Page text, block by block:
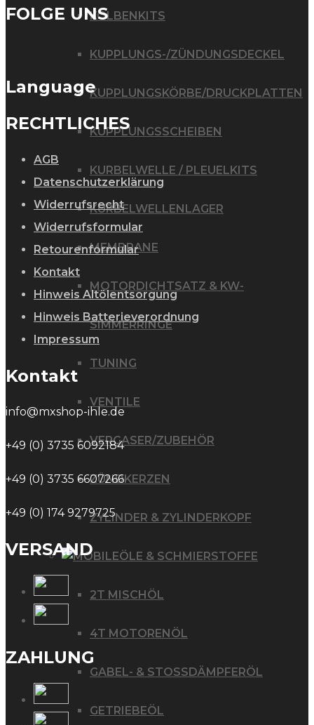
KOLBENKITS
KUPPLUNGS-/ZÜNDUNGSDECKEL
KUPPLUNGSKÖRBE/DRUCKPLATTEN
KUPPLUNGSSCHEIBEN
KURBELWELLE / PLEUELKITS
KURBELWELLENLAGER
MEMBRANE
MOTORDICHTSATZ & KW-
SIMMERRINGE
TUNING
VENTILE
VERGASER/ZUBEHÖR
ZÜNDKERZEN
ZYLINDER & ZYLINDERKOPF
ÖLE & SCHMIERSTOFFE
2T MISCHÖL
4T MOTORENÖL
GABEL- & STOSSDÄMPFERÖL
GETRIEBEÖL
FOLGE UNS
Language
RECHTLICHES
AGB
Datenschutzerklärung
Widerrufsrecht
Widerrufsformular
Retourenformular
Kontakt
Hinweis Altölentsorgung
Hinweis Batterieverordnung
Impressum
Kontakt
info@mxshop-ihle.de
+49 (0) 3735 6092184
+49 (0) 3735 6607266
+49 (0) 174 9279725
VERSAND
ZAHLUNG